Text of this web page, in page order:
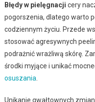
Błędy w pielęgnacji cery
pogorszenia, dlatego warto
codziennym życiu. Przede
stosować agresywnych
podrażnić wrażliwą skórę.
środki myjące i unikać
osuszania
Unikanie gwałtownych